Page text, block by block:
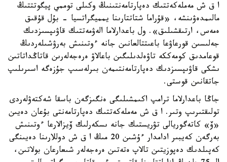
ا ق ش مەملەكەتتىك دەپارتامەنتىنىڭ وكىلى توممي پيگوتتتىڭ
مالىمدەۋىنشە، «قۇراما شتاتتارىنا يمميگراتسيا - بۇل قۇقىق
ەمەس، ارتىقشىلىق». ول باعدارلاما الەۋمەتتىك قاۋىپسىزدىك
جەلىسىن قورعاۋعا باعىتتالعانىن جانە ءوتىنىش بەرۋشىلەردىڭ
قوعامدىق كومەككە تاۋەلدىلىگىن باعالاۋ ەرەجەلەرىن قاتاڭداتاتىن
ىشكى قاۋىپسىزدىك دەپارتامەنتىمەن بىرلەسىپ جۇزەگە اسىرىلىپ
جاتقانىن قوستى.
جاڭا باعدارلاما ترامپ اكىمشىلىگى ەنگىزگەن باسقا شەكتەۋلەردى
تولىقتىرىپ وتىر. ا ق ش مەملەكەتتىك دەپارتامەنتى بۇعان دەيىن
«ۆ» كاتەگوريالى تۋريستىك جانە ىسكەرلىك ۆيزالارعا ءوتىنىش
بەرگەن كەيبىر ادامدار ءۇشىن 20 مىڭ ا ق ش دوللارىنا دەيىنگى
كەپىلدىك دەپوزيتىن تالاپ ەتەتىن ەرەجەلەر شىعارعان بولاتىن،